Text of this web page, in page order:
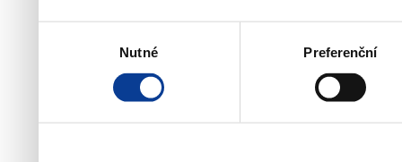
Nutné Preferenční